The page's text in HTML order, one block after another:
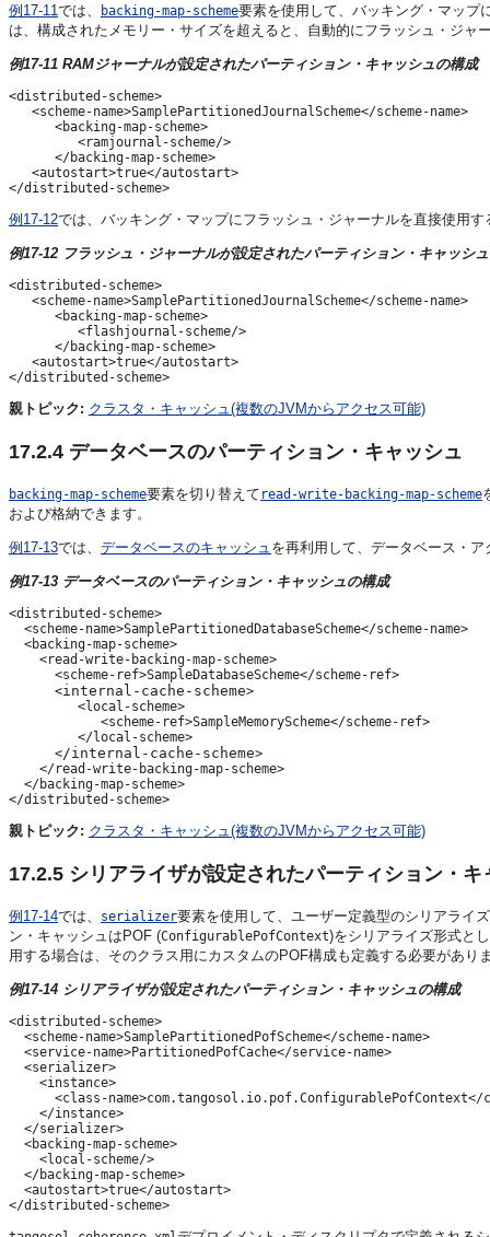
例17-11 では、 backing-map-scheme要素を使用して、バッキング・マップ
は、構成されたメモリー・サイズを超えると、自動的にフラッシュ・ジャ
例17-11 RAMジャーナルが設定されたパーティション・キャッシュの構成
<distributed-scheme>
   <scheme-name>SamplePartitionedJournalScheme</scheme-name>
      <backing-map-scheme>
         <ramjournal-scheme/>
      </backing-map-scheme>
   <autostart>true</autostart>
例17-12では、バッキング・マップにフラッシュ・ジャーナルを直接使用
例17-12 フラッシュ・ジャーナルが設定されたパーティション・キャッシ
<distributed-scheme>
   <scheme-name>SamplePartitionedJournalScheme</scheme-name>
      <backing-map-scheme>
         <flashjournal-scheme/>
      </backing-map-scheme>
   <autostart>true</autostart>
親トピック: クラスタ・キャッシュ(複数のJVMからアクセス可能)
17.2.4 データベースのパーティション・キャッシュ
backing-map-scheme要素を切り替えて read-write-backing-map-scheme
および格納できます。
例17-13では、 データベースのキャッシュ を再利用して、データベース・
例17-13 データベースのパーティション・キャッシュの構成
<distributed-scheme>
  <scheme-name>SamplePartitionedDatabaseScheme</scheme-name>
  <backing-map-scheme>
    <read-write-backing-map-scheme>
      <scheme-ref>SampleDatabaseScheme</scheme-ref>
      <
internal-cache-scheme>
         <local-scheme>
            <scheme-ref>SampleMemoryScheme</scheme-ref>
         </local-scheme>
      <
/internal-cache-scheme>
    </read-write-backing-map-scheme>
  </backing-map-scheme>
親トピック: クラスタ・キャッシュ(複数のJVMからアクセス可能)
17.2.5 シリアライザが設定されたパーティション・キ
例17-14では、 serializer要素を使用して、ユーザー定義型のシリアライ
ン・キャッシュはPOF (ConfigurablePofContext)をシリアライズ形式と
用する場合は、そのクラス用にカスタムのPOF構成も定義する必要があり
例17-14 シリアライザが設定されたパーティション・キャッシュの構成
<distributed-scheme>
  <scheme-name>SamplePartitionedPofScheme</scheme-name>
  <service-name>PartitionedPofCache</service-name>
  <serializer>
    <instance>
<class-name>com.tangosol.io.pof.ConfigurablePofContext</
    </instance>
  </serializer>
  <backing-map-scheme>
    <local-scheme/>
  </backing-map-scheme>
  <autostart>true</autostart>